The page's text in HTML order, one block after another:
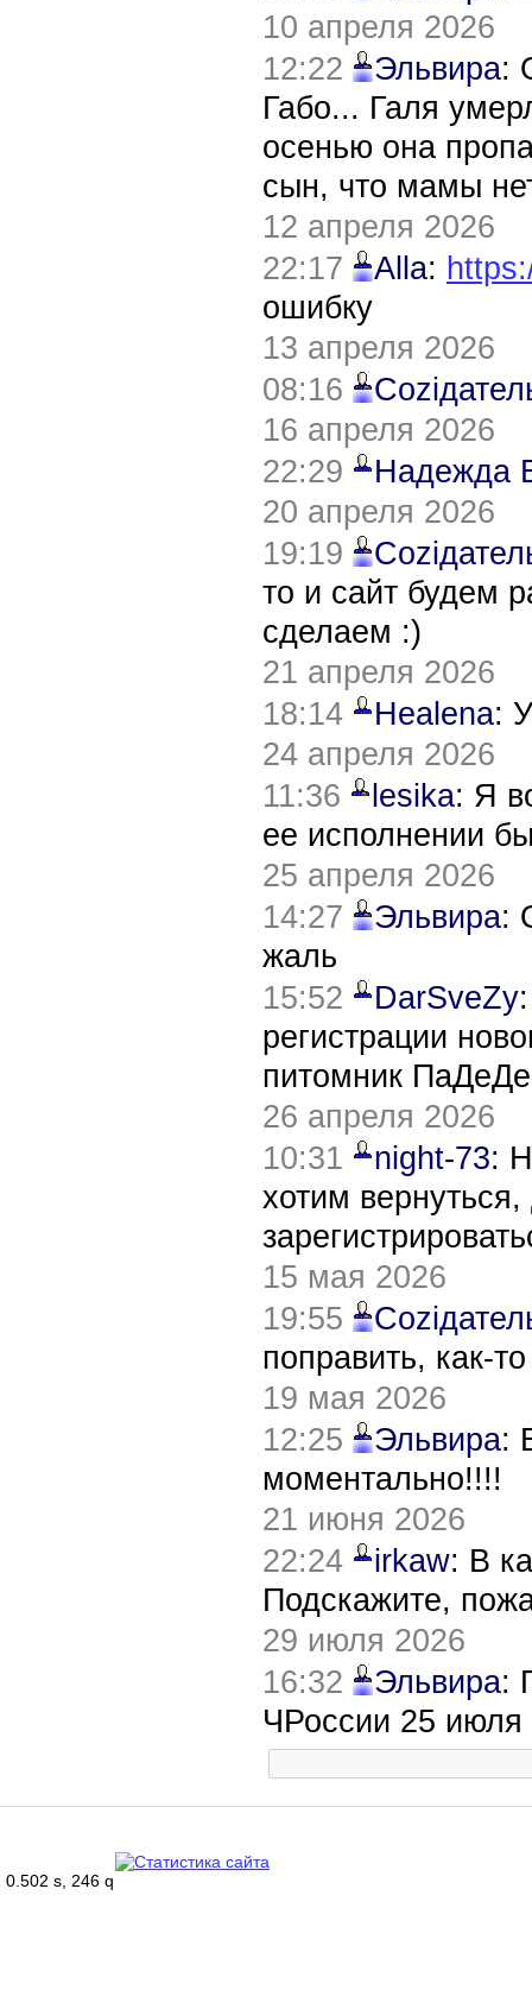
10 апреля 2026
12:22
Эльвира:
Габо... Галя
осенью она
сын, что мамы
12 апреля 2026
22:17
Alla:
ошибку
13 апреля 2026
08:16
16 апреля 2026
22:29
Надежда
20 апреля 2026
19:19
то и сайт будем
сделаем :)
21 апреля 2026
18:14
Healena:
24 апреля 2026
11:36
lesika: Я
ее исполнении
25 апреля 2026
14:27
Эльвира:
жаль
15:52
DarSveZy
регистрации
питомник
26 апреля 2026
10:31
night-73:
хотим
15 мая 2026
19:55
поправить, как-
19 мая 2026
12:25
Эльвира:
моментально!!!!
21 июня 2026
22:24
irkaw: В
Подскажите,
29 июля 2026
16:32
Эльвира:
ЧРоссии 25 июля
0.502 s, 246 q